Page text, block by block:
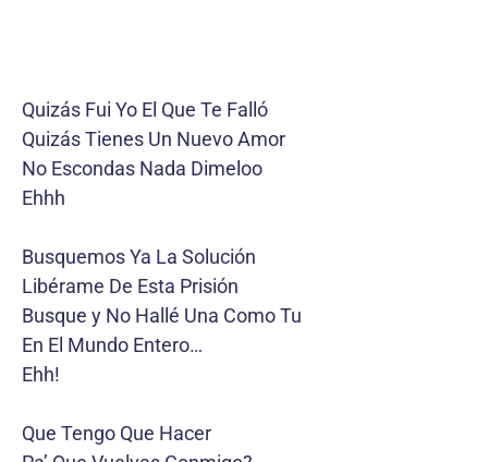
Quizás Fui Yo El Que Te Falló
Quizás Tienes Un Nuevo Amor
No Escondas Nada Dimeloo
Ehhh
Busquemos Ya La Solución
Libérame De Esta Prisión
Busque y No Hallé Una Como Tu
En El Mundo Entero…
Ehh!
Que Tengo Que Hacer